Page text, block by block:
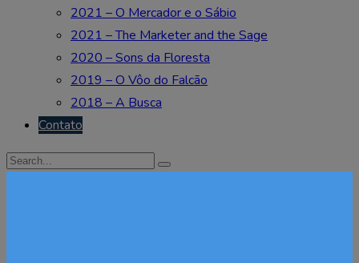
2021 – O Mercador e o Sábio
2021 – The Marketer and the Sage
2020 – Sons da Floresta
2019 – O Vôo do Falcão
2018 – A Busca
Contato